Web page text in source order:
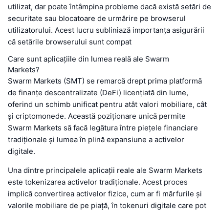
utilizat, dar poate întâmpina probleme dacă există setări de
securitate sau blocatoare de urmărire pe browserul
utilizatorului. Acest lucru subliniază importanța asigurării
că setările browserului sunt compat
Care sunt aplicațiile din lumea reală ale Swarm
Markets?
Swarm Markets (SMT) se remarcă drept prima platformă
de finanțe descentralizate (DeFi) licențiată din lume,
oferind un schimb unificat pentru atât valori mobiliare, cât
și criptomonede. Această poziționare unică permite
Swarm Markets să facă legătura între piețele financiare
tradiționale și lumea în plină expansiune a activelor
digitale.
Una dintre principalele aplicații reale ale Swarm Markets
este tokenizarea activelor tradiționale. Acest proces
implică convertirea activelor fizice, cum ar fi mărfurile și
valorile mobiliare de pe piață, în tokenuri digitale care pot